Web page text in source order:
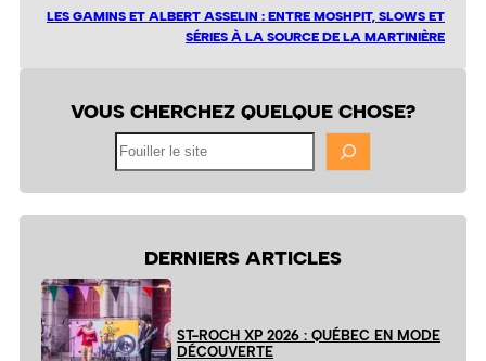
LES GAMINS ET ALBERT ASSELIN : ENTRE MOSHPIT, SLOWS ET
SÉRIES À LA SOURCE DE LA MARTINIÈRE
VOUS CHERCHEZ QUELQUE CHOSE?
Fouiller
DERNIERS ARTICLES
ST-ROCH XP 2026 : QUÉBEC EN MODE
DÉCOUVERTE